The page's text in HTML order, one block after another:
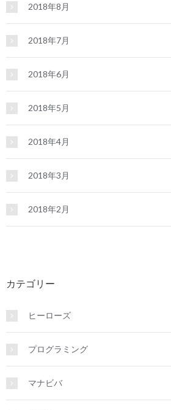
2018年8月
2018年7月
2018年6月
2018年5月
2018年4月
2018年3月
2018年2月
カテゴリー
ヒーローズ
プログラミング
マナビバ